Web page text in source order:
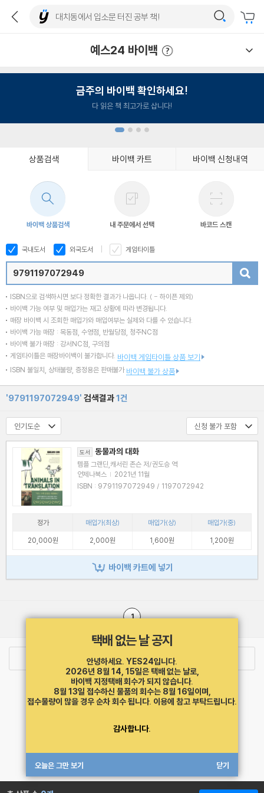
예스24 바이백
금주의 바이백 확인하세요!
다 읽은 책 최고가로 삽니다!
상품검색 바이백 카트 바이백 신청내역
바이백 상품검색 내 주문에서 선택 바코드 스캔
국내도서 외국도서 게임타이틀
ISBN으로 검색하시면 보다 정확한 결과가 나옵니다. ( - 하이픈 제외)
바이백 가능 여부 및 매입가는 재고 상황에 따라 변경됩니다.
매장 바이백 시 조회한 매입가와 매입여부는 실제와 다를 수 있습니다.
바이백 가능 매장 : 목동점, 수영점, 반월당점, 청주NC점
바이백 불가 매장 : 강서NC점, 구의점
게임타이틀은 매장바이백이 불가합니다. 바이백 게임타이틀 상품 보기
ISBN 불일치, 상태불량, 증정용은 판매불가 바이백 불가 상품
'9791197072949' 검색결과1건
도서 동물과의 대화
템플 그랜딘,캐서린 존슨 저/권도승 역
언제나북스 | 2021년 11월
ISBN : 9791197072949 / 1197072942
정가 매입가(최상) 매입가(상)
매입가(중)
20,000원
2,000원 1,600원 1,200원
바이백 카트에 넣기
1
택배 없는 날 공지
안녕하세요. YES24입니다.
2026년 8월 14, 15일은 택배 없는 날로,
바이백 지정택배 회수가 되지 않습니다.
8월 13일 접수하신 물품의 회수는 8월 16일이며,
접수물량이 많을 경우 순차 회수 됩니다. 이용에 참고 부탁드립니다.
감사합니다.
오늘은 그만 보기 닫기
최근 본 상품
고객센터 1544-3800 티켓 1544-6399
중고샵 1566-4295
eBook 1:1문의/채팅상담
개인정보처리방침
도서홍보
광고
MATOM1